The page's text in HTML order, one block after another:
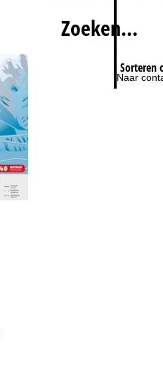
Naar
Zoeken…
Sorteren